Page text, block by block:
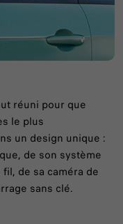
réuni pour que
le plus
un design unique :
de son système
de sa caméra de
sans clé.